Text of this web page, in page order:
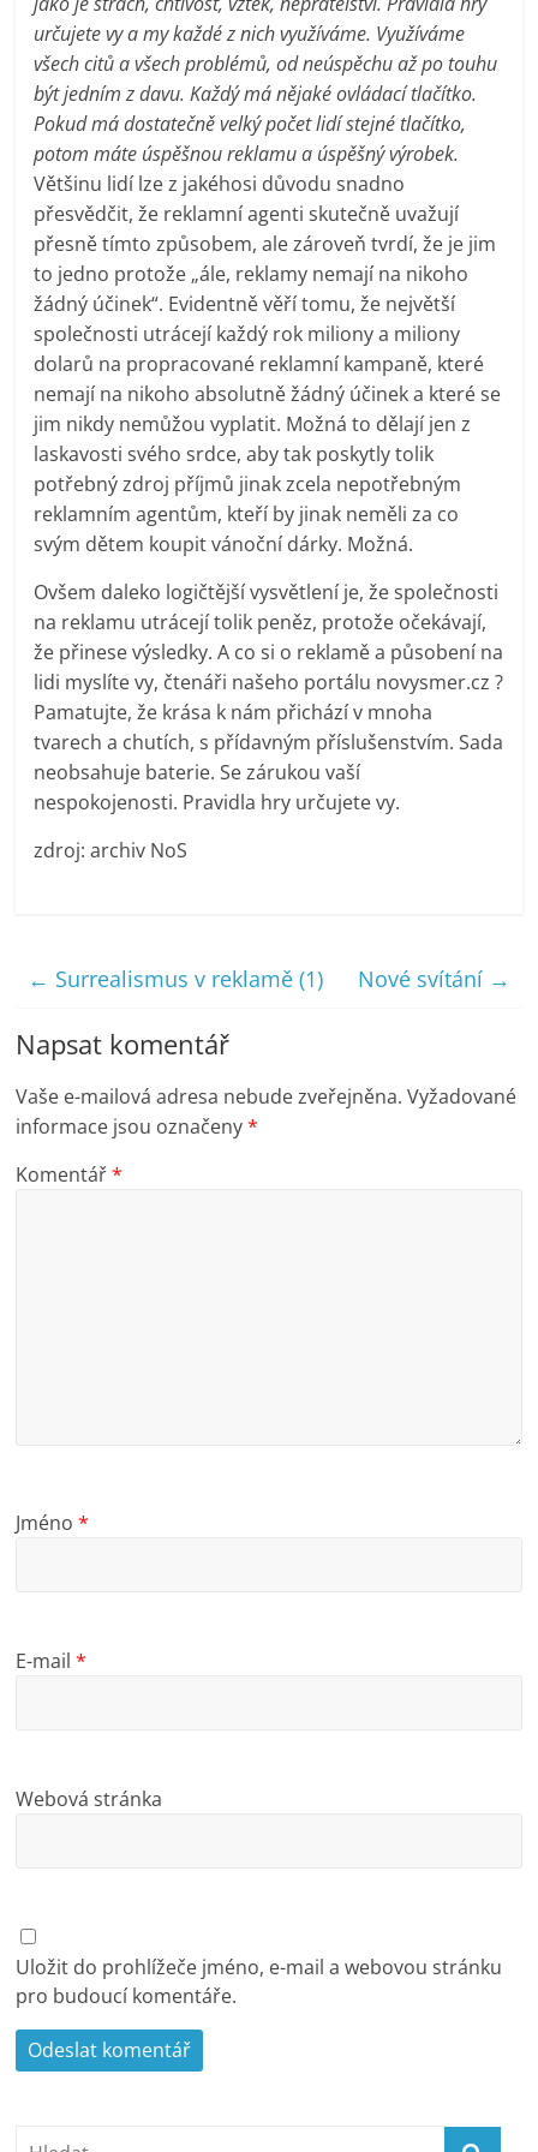
určujete vy a my každé z nich využíváme. Využíváme
všech citů a všech problémů, od neúspěchu až po touhu
být jedním z davu. Každý má nějaké ovládací tlačítko.
Pokud má dostatečně velký počet lidí stejné tlačítko,
potom máte úspěšnou reklamu a úspěšný výrobek.
Většinu lidí lze z jakéhosi důvodu snadno
přesvědčit, že reklamní agenti skutečně uvažují
přesně tímto způsobem, ale zároveň tvrdí, že je jim
to jedno protože „ále, reklamy nemají na nikoho
žádný účinek“. Evidentně věří tomu, že největší
společnosti utrácejí každý rok miliony a miliony
dolarů na propracované reklamní kampaně, které
nemají na nikoho absolutně žádný účinek a které se
jim nikdy nemůžou vyplatit. Možná to dělají jen z
laskavosti svého srdce, aby tak poskytly tolik
potřebný zdroj příjmů jinak zcela nepotřebným
reklamním agentům, kteří by jinak neměli za co
svým dětem koupit vánoční dárky. Možná.
Ovšem daleko logičtější vysvětlení je, že společnosti
na reklamu utrácejí tolik peněz, protože očekávají,
že přinese výsledky. A co si o reklamě a působení na
lidi myslíte vy, čtenáři našeho portálu novysmer.cz ?
Pamatujte, že krása k nám přichází v mnoha
tvarech a chutích, s přídavným příslušenstvím. Sada
neobsahuje baterie. Se zárukou vaší
nespokojenosti. Pravidla hry určujete vy.
zdroj: archiv NoS
← Surrealismus v reklamě (1) Nové svítání →
Napsat komentář
Vaše e-mailová adresa nebude zveřejněna. Vyžadované
informace jsou označeny*
Komentář*
Jméno*
E-mail*
Webová stránka
Uložit do prohlížeče jméno, e-mail a webovou stránku
pro budoucí komentáře.